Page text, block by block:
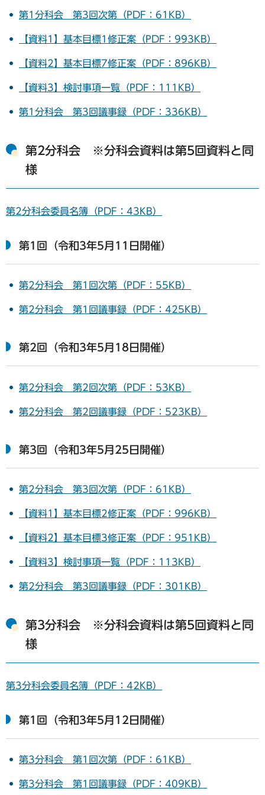
第1分科会 第3回次第（PDF：61KB）
【資料1】基本目標1修正案（PDF：993KB）
【資料2】基本目標7修正案（PDF：896KB）
【資料3】検討事項一覧（PDF：111KB）
第1分科会 第3回議事録（PDF：336KB）
第2分科会 ※分科会資料は第5回資料と同
様
第2分科会委員名簿（PDF：43KB）
第1回（令和3年5月11日開催）
第2分科会 第1回次第（PDF：55KB）
第2分科会 第1回議事録（PDF：425KB）
第2回（令和3年5月18日開催）
第2分科会 第2回次第（PDF：53KB）
第2分科会 第2回議事録（PDF：523KB）
第3回（令和3年5月25日開催）
第2分科会 第3回次第（PDF：61KB）
【資料1】基本目標2修正案（PDF：996KB）
【資料2】基本目標3修正案（PDF：951KB）
【資料3】検討事項一覧（PDF：113KB）
第2分科会 第3回議事録（PDF：301KB）
第3分科会 ※分科会資料は第5回資料と同
様
第3分科会委員名簿（PDF：42KB）
第1回（令和3年5月12日開催）
第3分科会 第1回次第（PDF：61KB）
第3分科会 第1回議事録（PDF：409KB）